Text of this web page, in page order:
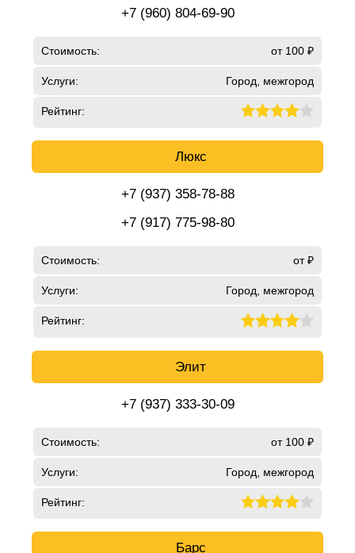
+7 (960) 804-69-90
Стоимость: от 100 ₽
Услуги: Город, межгород
Рейтинг:
Люкс
+7 (937) 358-78-88
+7 (917) 775-98-80
Стоимость: от ₽
Услуги: Город, межгород
Рейтинг:
Элит
+7 (937) 333-30-09
Стоимость: от 100 ₽
Услуги: Город, межгород
Рейтинг:
Барс